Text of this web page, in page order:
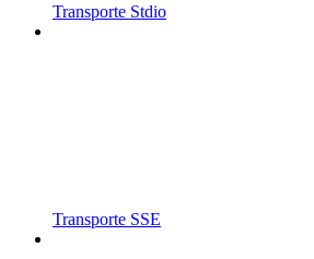
Transporte Stdio
Transporte SSE